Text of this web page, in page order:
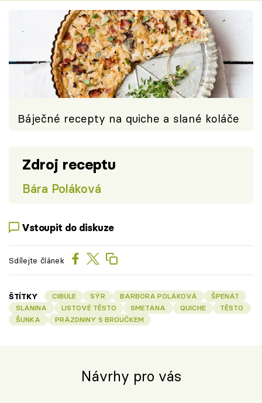
Báječné recepty na quiche a slané koláče
Zdroj receptu
Bára Poláková
Vstoupit do diskuze
Sdílejte článek
ŠTÍTKY CIBULE SÝR BARBORA POLÁKOVÁ
ŠPENÁT
SLANINA
LISTOVÉ TĚSTO SMETANA QUICHE
TĚSTO
ŠUNKA
PRÁZDNINY S BROUČKEM
Návrhy pro vás